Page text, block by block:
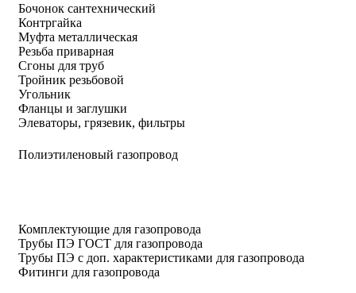
Бочонок сантехнический
Контргайка
Муфта металлическая
Резьба приварная
Сгоны для труб
Тройник резьбовой
Угольник
Фланцы и заглушки
Элеваторы, грязевик, фильтры
Полиэтиленовый газопровод
Комплектующие для газопровода
Трубы ПЭ ГОСТ для газопровода
Трубы ПЭ с доп. характеристиками для газопровода
Фитинги для газопровода